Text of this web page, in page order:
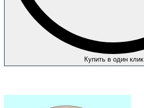
Купить в один клик